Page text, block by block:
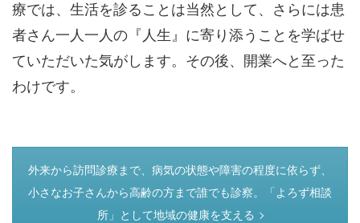
療では、生活を診ることは当然として、さらには患
者さん一人一人の『人生』に寄り添うことを学ばせ
ていただいた気がします。その後、開業へと至った
わけです。
つぎのページ
外来から訪問診療まで、病気の状態や障害の程度に依らず、
小さなお子さんから高齢の方まで誰でも診察。「よろず相談
所」として地域の健康を支える